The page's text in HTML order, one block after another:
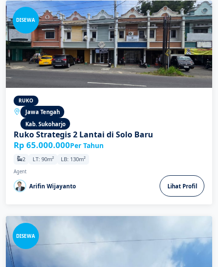
DISEWA
RUKO
Jawa Tengah
Kab. Sukoharjo
Ruko Strategis 2 Lantai di Solo Baru
Rp 65.000.000Per Tahun
2 LT: 90m² LB: 130m²
Agent
Arifin Wijayanto Lihat Profil
DISEWA